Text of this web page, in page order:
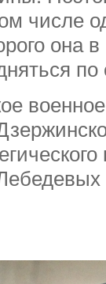
числе
она